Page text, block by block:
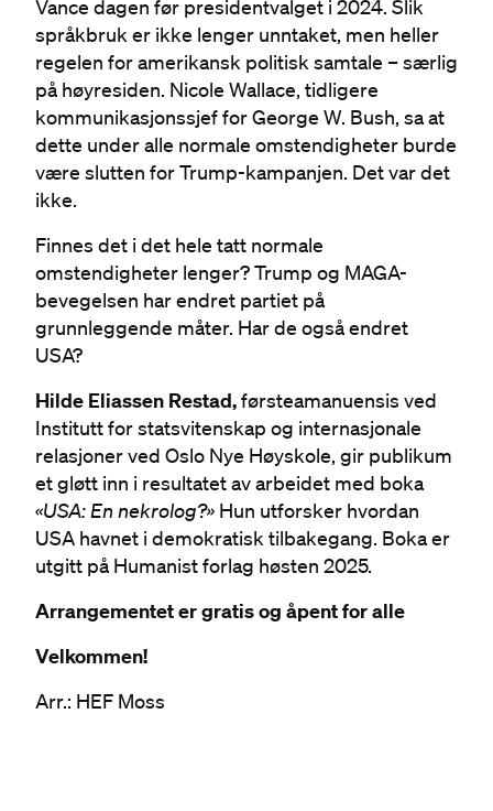
Vance dagen før presidentvalget i 2024. Slik
språkbruk er ikke lenger unntaket, men heller
regelen for amerikansk politisk samtale – særlig
på høyresiden. Nicole Wallace, tidligere
kommunikasjonssjef for George W. Bush, sa at
dette under alle normale omstendigheter burde
være slutten for Trump-kampanjen. Det var det
ikke.
Finnes det i det hele tatt normale
omstendigheter lenger? Trump og MAGA-
bevegelsen har endret partiet på
grunnleggende måter. Har de også endret
USA?
Hilde Eliassen Restad,førsteamanuensis ved
Institutt for statsvitenskap og internasjonale
relasjoner ved Oslo Nye Høyskole, gir publikum
et gløtt inn i resultatet av arbeidet med boka
«USA: En nekrolog?» Hun utforsker hvordan
USA havnet i demokratisk tilbakegang. Boka er
utgitt på Humanist forlag høsten 2025.
Arrangementet er gratis og åpent for alle
Velkommen!
Arr.: HEF Moss